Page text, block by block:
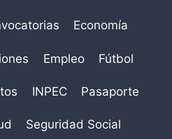
Economía
Empleo Fútbol
INPEC Pasaporte
Seguridad Social